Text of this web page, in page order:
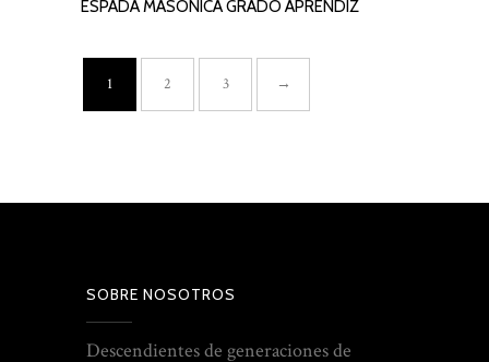
LEER MÁS
ESPADA MASONICA GRADO APRENDIZ
1 2 3 →
SOBRE NOSOTROS
Descendientes de generaciones de